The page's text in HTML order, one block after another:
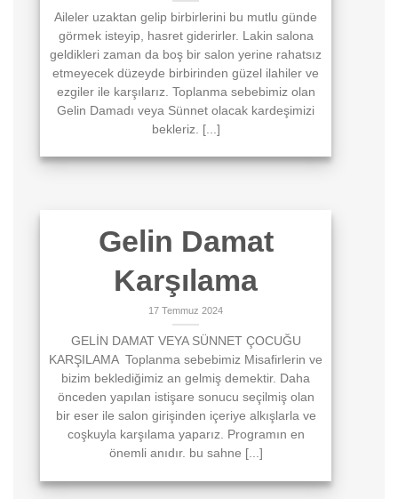
Aileler uzaktan gelip birbirlerini bu mutlu günde
görmek isteyip, hasret giderirler. Lakin salona
geldikleri zaman da boş bir salon yerine rahatsız
etmeyecek düzeyde birbirinden güzel ilahiler ve
ezgiler ile karşılarız. Toplanma sebebimiz olan
Gelin Damadı veya Sünnet olacak kardeşimizi
bekleriz. [...]
Gelin Damat
Karşılama
17 Temmuz 2024
GELİN DAMAT VEYA SÜNNET ÇOCUĞU
KARŞILAMA Toplanma sebebimiz Misafirlerin ve
bizim beklediğimiz an gelmiş demektir. Daha
önceden yapılan istişare sonucu seçilmiş olan
bir eser ile salon girişinden içeriye alkışlarla ve
coşkuyla karşılama yaparız. Programın en
önemli anıdır. bu sahne [...]